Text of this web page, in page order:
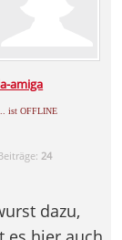
amiga
... ist OFFLINE
24
dazu,